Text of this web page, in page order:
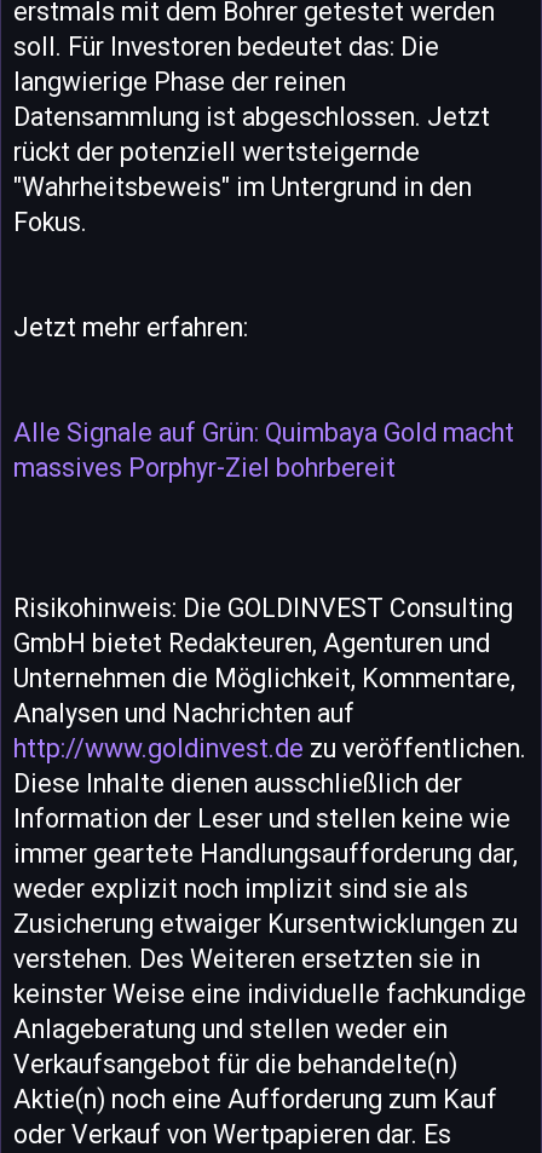
erstmals mit dem Bohrer getestet werden
soll. Für Investoren bedeutet das: Die
langwierige Phase der reinen
Datensammlung ist abgeschlossen. Jetzt
rückt der potenziell wertsteigernde
"Wahrheitsbeweis" im Untergrund in den
Fokus.
Jetzt mehr erfahren:
Alle Signale auf Grün: Quimbaya Gold macht
massives Porphyr-Ziel bohrbereit
Risikohinweis: Die GOLDINVEST Consulting
GmbH bietet Redakteuren, Agenturen und
Unternehmen die Möglichkeit, Kommentare,
Analysen und Nachrichten auf
http://www.goldinvest.de zu veröffentlichen.
Diese Inhalte dienen ausschließlich der
Information der Leser und stellen keine wie
immer geartete Handlungsaufforderung dar,
weder explizit noch implizit sind sie als
Zusicherung etwaiger Kursentwicklungen zu
verstehen. Des Weiteren ersetzten sie in
keinster Weise eine individuelle fachkundige
Anlageberatung und stellen weder ein
Verkaufsangebot für die behandelte(n)
Aktie(n) noch eine Aufforderung zum Kauf
oder Verkauf von Wertpapieren dar. Es